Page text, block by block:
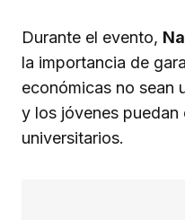
Durante el evento,
la importancia de
económicas no sean
y los jóvenes
universitarios.